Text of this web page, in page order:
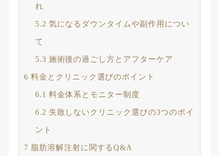
れ
5.2 気になるダウンタイムや副作用につい
て
5.3 施術後の過ごし方とアフターケア
6 料金とクリニック選びのポイント
6.1 料金体系とモニター制度
6.2 失敗しないクリニック選びの3つのポイ
ント
7 脂肪溶解注射に関するQ&A